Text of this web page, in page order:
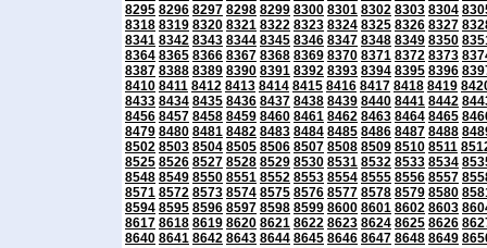
8295 8296 8297 8298 8299 8300 8301 8302 8303 8304
8318 8319 8320 8321 8322 8323 8324 8325 8326 8327
8341 8342 8343 8344 8345 8346 8347 8348 8349 8350
8364 8365 8366 8367 8368 8369 8370 8371 8372 8373
8387 8388 8389 8390 8391 8392 8393 8394 8395 8396
8410 8411 8412 8413 8414 8415 8416 8417 8418 8419
8433 8434 8435 8436 8437 8438 8439 8440 8441 8442
8456 8457 8458 8459 8460 8461 8462 8463 8464 8465
8479 8480 8481 8482 8483 8484 8485 8486 8487 8488
8502 8503 8504 8505 8506 8507 8508 8509 8510 8511
8525 8526 8527 8528 8529 8530 8531 8532 8533 8534
8548 8549 8550 8551 8552 8553 8554 8555 8556 8557
8571 8572 8573 8574 8575 8576 8577 8578 8579 8580
8594 8595 8596 8597 8598 8599 8600 8601 8602 8603
8617 8618 8619 8620 8621 8622 8623 8624 8625 8626
8640 8641 8642 8643 8644 8645 8646 8647 8648 8649